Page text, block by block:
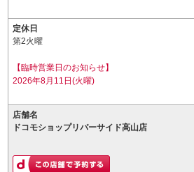
定休日
第2火曜
【臨時営業日のお知らせ】
2026年8月11日(火曜)
店舗名
ドコモショップリバーサイド高山店